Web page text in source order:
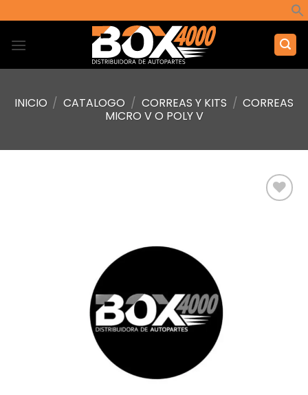
al
contenido
INICIO / CATALOGO / CORREAS Y KITS / CORREAS
MICRO V O POLY V